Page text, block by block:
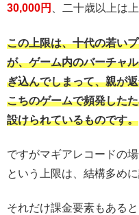
30,000円
、二十歳以上は
この上限は、十代の若い
が、ゲーム内のバーチャ
ぎ込んでしまって、親が
こちのゲームで頻発した
設けられているものです。
ですがマギアレコードの
という上限は、結構多め
それだけ課金要素もある